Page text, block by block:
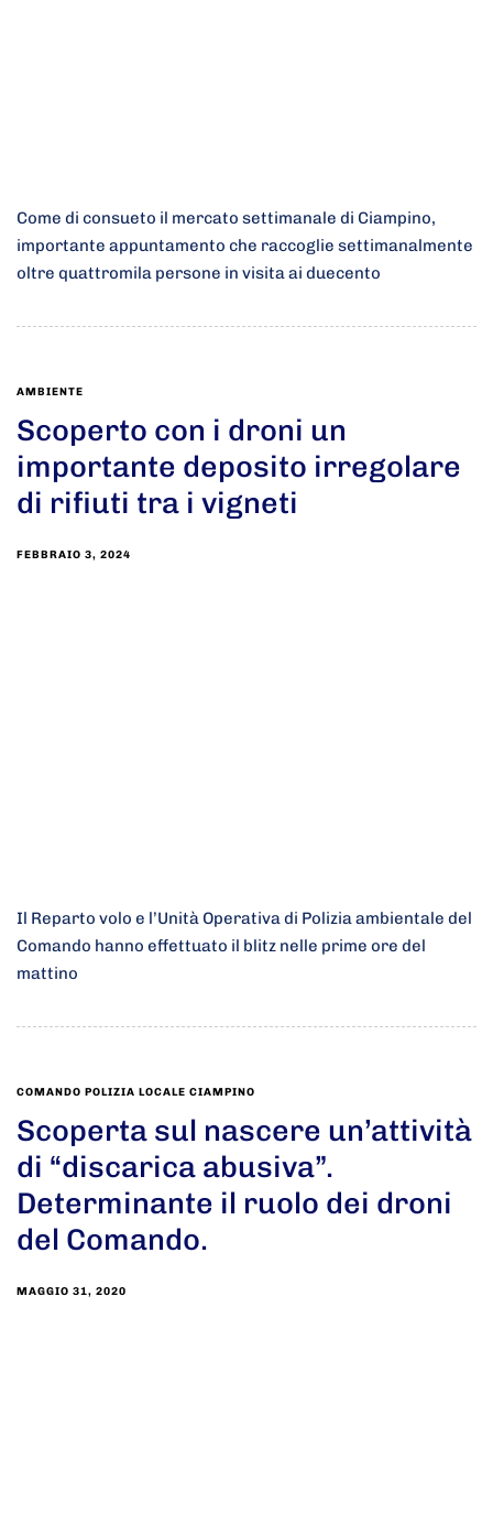
Come di consueto il mercato settimanale di Ciampino,
importante appuntamento che raccoglie settimanalmente
oltre quattromila persone in visita ai duecento
AMBIENTE
Scoperto con i droni un
importante deposito irregolare
di rifiuti tra i vigneti
FEBBRAIO 3, 2024
Il Reparto volo e l’Unità Operativa di Polizia ambientale del
Comando hanno effettuato il blitz nelle prime ore del
mattino
COMANDO POLIZIA LOCALE CIAMPINO
Scoperta sul nascere un’attività
di “discarica abusiva”.
Determinante il ruolo dei droni
del Comando.
MAGGIO 31, 2020